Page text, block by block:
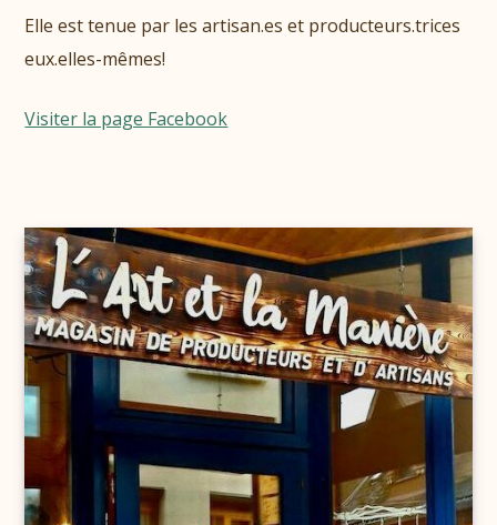
Elle est tenue par les artisan.es et producteurs.trices
eux.elles-mêmes!
Visiter la page Facebook